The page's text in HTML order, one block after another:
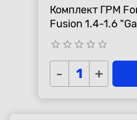
Комплект ГРМ
Fusion 1.4-1.6
star_border star_border star_border star_border star_border
- +